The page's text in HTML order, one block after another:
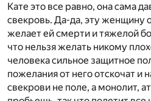
Кате это все равно, она сама
свекровь. Да-да, эту женщину
желает ей смерти и тяжелой
что нельзя желать никому
человека сильное защитное
пожелания от него отскочат и
свекрови не поле, а монолит,